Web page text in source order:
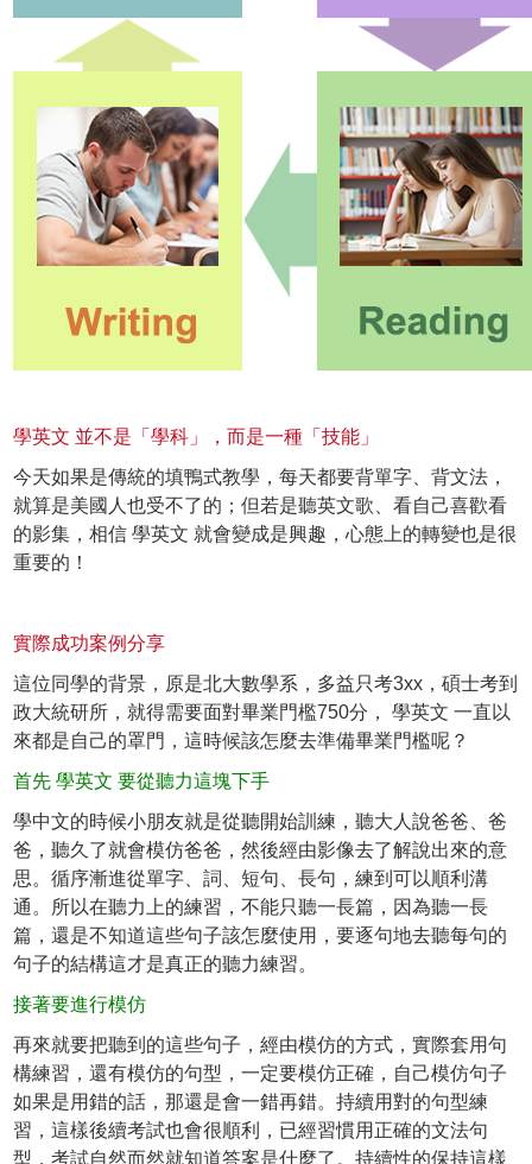
學英文 並不是「學科」，而是一種「技能」
今天如果是傳統的填鴨式教學，每天都要背單字、背文法，
就算是美國人也受不了的；但若是聽英文歌、看自己喜歡看
的影集，相信 學英文 就會變成是興趣，心態上的轉變也是很
重要的！
實際成功案例分享
這位同學的背景，原是北大數學系，多益只考3xx，碩士考到
政大統研所，就得需要面對畢業門檻750分， 學英文 一直以
來都是自己的罩門，這時候該怎麼去準備畢業門檻呢？
首先 學英文 要從聽力這塊下手
學中文的時候小朋友就是從聽開始訓練，聽大人說爸爸、爸
爸，聽久了就會模仿爸爸，然後經由影像去了解說出來的意
思。循序漸進從單字、詞、短句、長句，練到可以順利溝
通。所以在聽力上的練習，不能只聽一長篇，因為聽一長
篇，還是不知道這些句子該怎麼使用，要逐句地去聽每句的
句子的結構這才是真正的聽力練習。
接著要進行模仿
再來就要把聽到的這些句子，經由模仿的方式，實際套用句
構練習，還有模仿的句型，一定要模仿正確，自己模仿句子
如果是用錯的話，那還是會一錯再錯。持續用對的句型練
習，這樣後續考試也會很順利，已經習慣用正確的文法句
型，考試自然而然就知道答案是什麼了。持續性的保持這樣